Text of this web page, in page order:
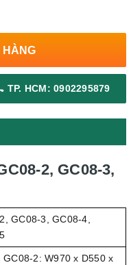
HÀNG
TP. HCM: 0902295879
2, GC08-3,
GC08-3, GC08-4,
GC08-2: W970 x D550 x